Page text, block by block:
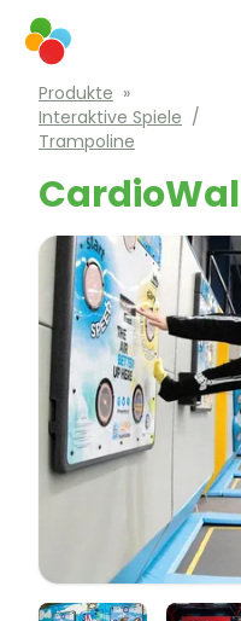
Produkte »
Interaktive Spiele /
Trampoline